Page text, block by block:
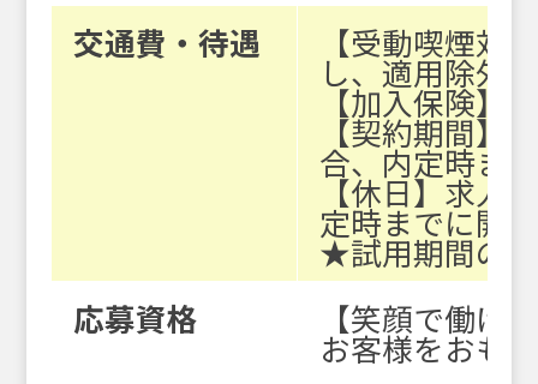
交通費・待遇
【受動喫煙対
し、適用除外
【加入保険】
【契約期間】
合、内定時ま
【休日】求人
定時までに開
★試用期間の
応募資格
【笑顔で働け
お客様をおも